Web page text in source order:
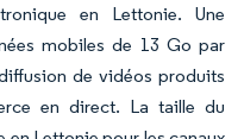
en Lettonie. Une
mobiles de 13 Go par
de vidéos produits
en direct. La taille du